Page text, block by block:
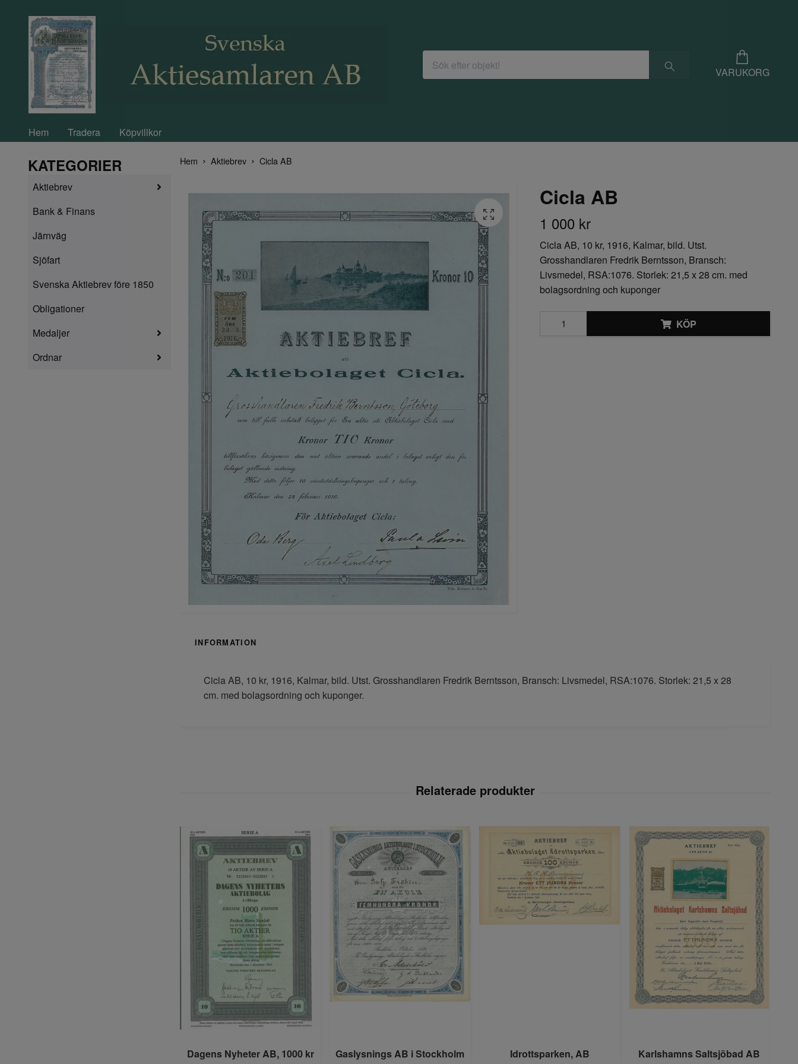
VARUKORG
Hem Tradera Köpvillkor
KATEGORIER
Aktiebrev
Bank & Finans
Järnväg
Sjöfart
Svenska Aktiebrev före 1850
Obligationer
Medaljer
Ordnar
Hem Aktiebrev Cicla AB
Cicla AB
1 000 kr
Cicla AB, 10 kr, 1916, Kalmar, bild. Utst.
Grosshandlaren Fredrik Berntsson, Bransch:
Livsmedel, RSA:1076. Storlek: 21,5 x 28 cm. med
bolagsordning och kuponger
KÖP
INFORMATION
Cicla AB, 10 kr, 1916, Kalmar, bild. Utst. Grosshandlaren Fredrik Berntsson, Bransch: Livsmedel, RSA:1076. Storlek: 21,5 x 28
cm. med bolagsordning och kuponger.
Dagens Nyheter AB, 1000 kr
Gaslysnings AB i Stockholm
Idrottsparken, AB
Karlshamns Saltsjöbad AB